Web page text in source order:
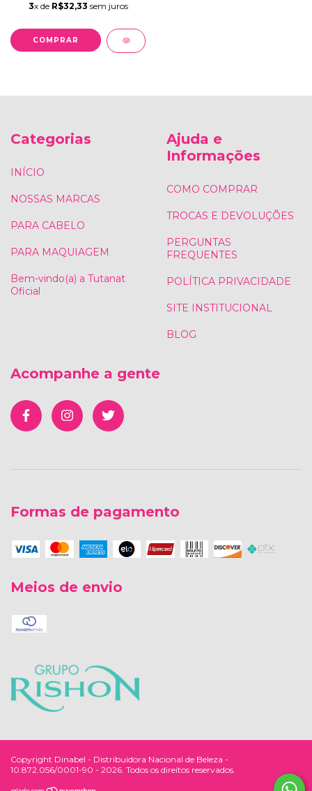
3x de R$32,33 sem juros
Categorias
INÍCIO
NOSSAS MARCAS
PARA CABELO
PARA MAQUIAGEM
Bem-vindo(a) a Tutanat
Oficial
Ajuda e
Informações
COMO COMPRAR
TROCAS E DEVOLUÇÕES
PERGUNTAS
FREQUENTES
POLÍTICA PRIVACIDADE
SITE INSTITUCIONAL
BLOG
Acompanhe a gente
Formas de pagamento
Meios de envio
Copyright Dinabel - Distribuidora Nacional de Beleza -
10.872.056/0001-90 - 2026. Todos os direitos reservados.